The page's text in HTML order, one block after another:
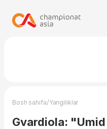
Bosh sahifa/Yangiliklar
Gvardiola: